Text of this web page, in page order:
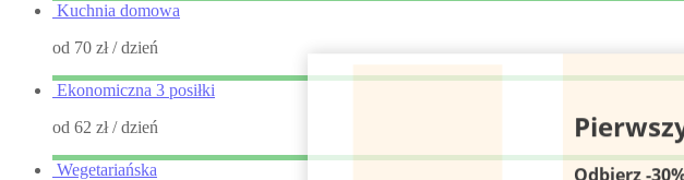
Kuchnia domowa
od 70 zł/ dzień
Ekonomiczna 3 posiłki
od 62 zł/ dzień
Wegetariańska